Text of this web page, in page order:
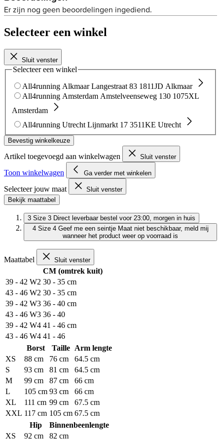
Selecteer een winkel
Sluit venster
Selecteer een winkel
All4running Alkmaar Langestraat 83 1811JD Alkmaar
All4running Amsterdam Amstelveenseweg 130 1075XL
Amsterdam
All4running Utrecht Lijnmarkt 17 3511KE Utrecht
Bevestig winkelkeuze
Artikel toegevoegd aan winkelwagen Sluit venster
Toon winkelwagen Ga verder met winkelen
Selecteer jouw maat
Sluit venster
Bekijk maattabel
3 Size 3 Direct leverbaar bestel voor 23:00, morgen in huis
4 Size 4 Geef me een seintje Maat niet beschikbaar, meld mij
wanneer het product weer op voorraad is
Maattabel Sluit venster
CM (omtrek kuit)
39 - 42 W2 30 - 35 cm
43 - 46 W2 30 - 35 cm
39 - 42 W3 36 - 40 cm
43 - 46 W3 36 - 40
39 - 42 W4 41 - 46 cm
43 - 46 W4 41 - 46
Borst
Taille Arm lengte
XS
88 cm 76 cm
64.5 cm
S
93 cm 81 cm
64.5 cm
M
99 cm 87 cm
66 cm
L
105 cm 93 cm
66 cm
XL
111 cm 99 cm
67.5 cm
XXL 117 cm 105 cm 67.5 cm
Hip
Binnenbeenlengte
XS
92 cm
82 cm